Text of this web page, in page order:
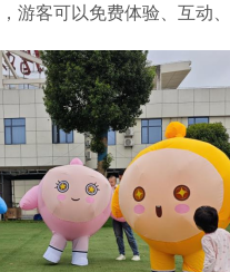
客可以免费体验、互动、